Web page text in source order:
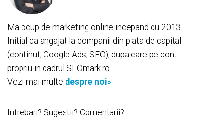
Ma ocup de marketing online incepand cu 2013 –
Initial ca angajat la companii din piata de capital
(continut, Google Ads, SEO), dupa care pe cont
propriu in cadrul SEOmark.ro.
Vezi mai multe despre noi»
Intrebari? Sugestii? Comentarii?